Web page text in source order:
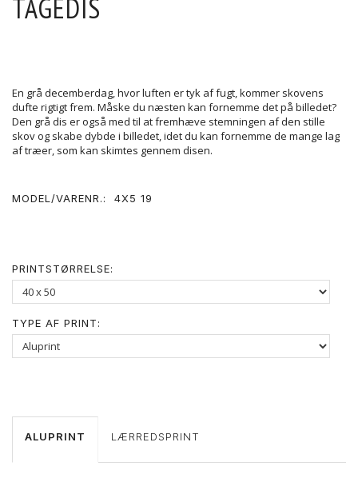
TÅGEDIS
En grå decemberdag, hvor luften er tyk af fugt, kommer skovens
dufte rigtigt frem. Måske du næsten kan fornemme det på billedet?
Den grå dis er også med til at fremhæve stemningen af den stille
skov og skabe dybde i billedet, idet du kan fornemme de mange lag
af træer, som kan skimtes gennem disen.
MODEL/VARENR.: 4X5 19
PRINTSTØRRELSE:
TYPE AF PRINT:
ALUPRINT LÆRREDSPRINT